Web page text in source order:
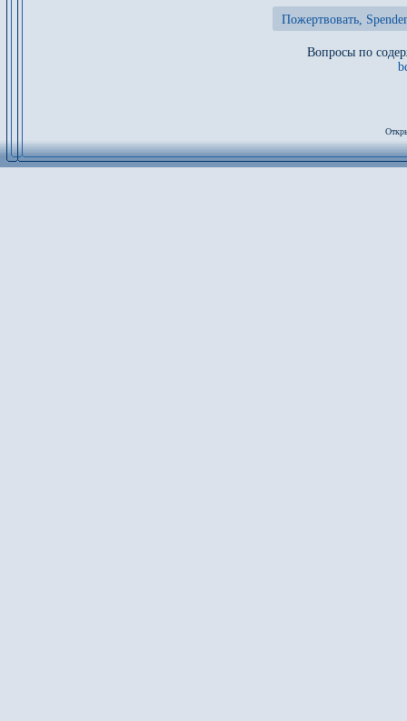
Пожертвовать,
Вопросы по